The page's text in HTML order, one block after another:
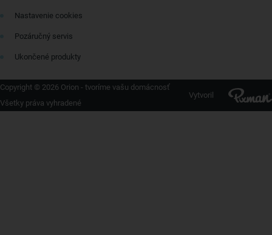
Nastavenie cookies
Pozáručný servis
Ukončené produkty
Copyright © 2026 Orion - tvoríme vašu domácnosť
Všetky práva vyhradené
Vytvoril